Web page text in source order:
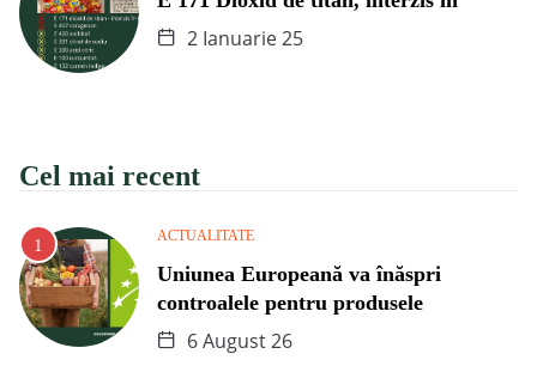
2 Ianuarie 25
Cel mai recent
ACTUALITATE
Uniunea Europeană va înăspri
controalele pentru produsele
6 August 26